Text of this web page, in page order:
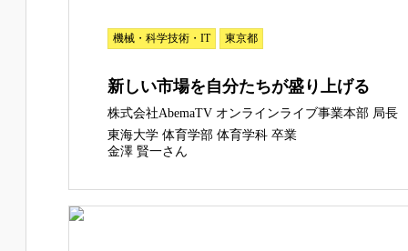
機械・科学技術・IT 東京都
新しい市場を自分たちが盛り上げる
株式会社AbemaTV オンラインライブ事業本部 局長
東海大学 体育学部 体育学科 卒業
金澤 賢一さん